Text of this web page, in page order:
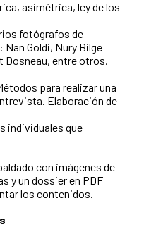
asimétrica, ley de los
fotógrafos de
Goldi, Nury Bilge
Dosneau, entre otros.
para realizar una
Elaboración de
individuales que
con imágenes de
y un dossier en PDF
los contenidos.